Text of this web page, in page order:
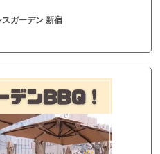
ガーデン 新宿